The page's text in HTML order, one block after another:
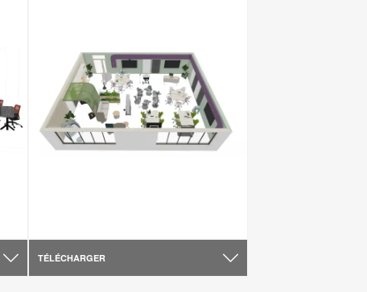
TÉLÉCHARGER